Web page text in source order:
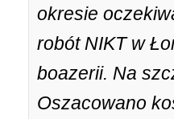
okresie
robót NIKT w
boazerii. Na
Oszacowano